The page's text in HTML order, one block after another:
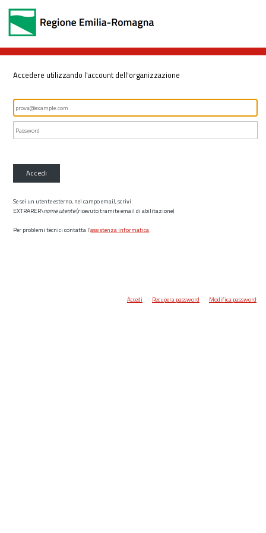
Accedere utilizzando l'account dell'organizzazione
Accedi
Se sei un utente esterno, nel campo email, scrivi
EXTRARER\nome utente(ricevuto tramite email di abilitazione)
Per problemi tecnici contatta l’assistenza informatica.
Accedi Recupera password Modifica password